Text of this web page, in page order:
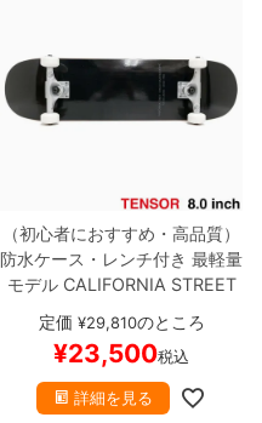
（初心者におすすめ・高品質）
防水ケース・レンチ付き 最軽量
モデルCALIFORNIA STREET
カリフォルニアストリート
プリートセット スケートボード
SIMPLE BLACK 8.0
NSOR MAG LIGHTスケートボ
ード スケボー
定価 ¥29,810のところ
¥23,500税込
詳細を見る